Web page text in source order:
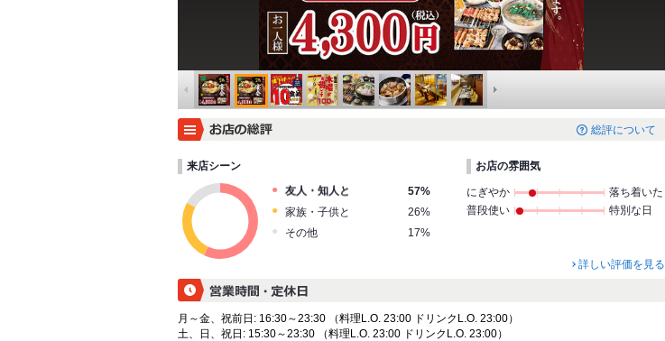
総評について
来店シーン
友人・知人と
57%
家族・子供と
26%
その他
17%
お店の雰囲気
にぎやか
落ち着いた
普段使い
特別な日
詳しい評価を見る
月～金、祝前日: 16:30～23:30 （料理L.O. 23:00 ドリンクL.O. 23:00）
土、日、祝日: 15:30～23:30 （料理L.O. 23:00 ドリンクL.O. 23:00）